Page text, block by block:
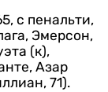
с пенальти,
Эмерсон,
(к),
Азар
71).